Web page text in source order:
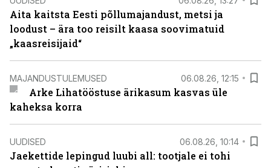
Aita kaitsta Eesti põllumajandust, metsi ja
loodust – ära too reisilt kaasa soovimatuid
„kaasreisijaid“
MAJANDUSTULEMUSED 06.08.26, 12:15
Arke Lihatööstuse ärikasum kasvas üle
kaheksa korra
UUDISED 06.08.26, 10:14
Jaekettide lepingud luubi all: tootjale ei tohi